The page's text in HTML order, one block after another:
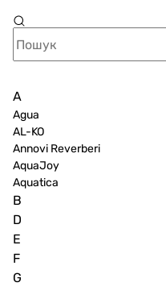
A
Agua
AL-KO
Annovi Reverberi
AquaJoy
Aquatica
B
D
E
F
G